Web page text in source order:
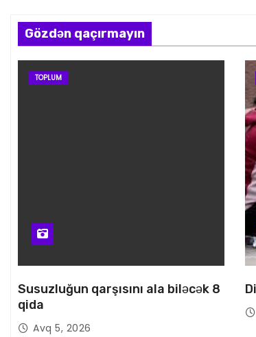
Gözdən qaçırmayın
TOPLUM
Susuzluğun qarşısını ala biləcək 8
qida
Avq 5, 2026